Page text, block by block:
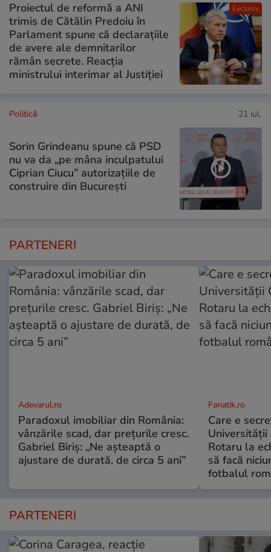
Exclusiv
Proiectul de reformă a ANI
trimis de Cătălin Predoiu în
Parlament spune că declarațiile
de avere ale demnitarilor
rămân secrete. Reacția
ministrului interimar al Justiției
Politică 21 iul.
Sorin Grindeanu spune că PSD
nu va da „pe mâna inculpatului
Ciprian Ciucu” autorizațiile de
construire din București
PARTENERI
Adevarul.ro
Paradoxul imobiliar din România:
vânzările scad, dar prețurile cresc.
Gabriel Biriș: „Ne așteaptă o
ajustare de durată, de circa 5 ani”
Fanatik.ro
Care e
Universității
Rotaru la
să facă
fotbalul
PARTENERI